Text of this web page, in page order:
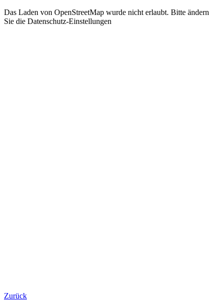
Das Laden von OpenStreetMap wurde nicht erlaubt. Bitte ändern
Sie die Datenschutz-Einstellungen
Zurück